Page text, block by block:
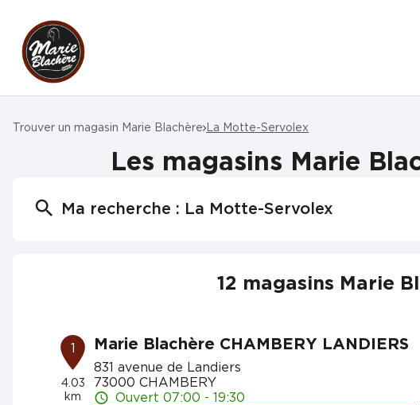
Trouver un magasin Marie Blachère La Motte-Servolex
Les magasins Marie
Ma recherche : La Motte-Servolex
12 magasins Marie
1
4.03
km
Marie Blachère CHAMBERY LANDIERS
831 avenue de Landiers
73000 CHAMBERY
Ouvert 07:00 - 19:30